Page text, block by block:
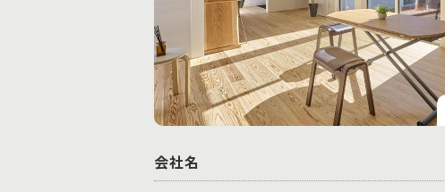
会社名